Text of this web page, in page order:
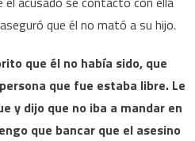
que él no mató a su hijo.
que él no había sido, que
que fue estaba libre. Le
y dijo que no iba a mandar en
que bancar que el asesino